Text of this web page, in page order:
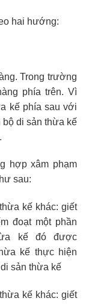
hai hướng:
Trong trường
phía trên. Vì
kế phía sau với
bộ di sản thừa kế
hợp xâm phạm
sau:
kế khác: giết
đoạt một phần
kế đó được
kế thực hiện
sản thừa kế
kế khác: giết